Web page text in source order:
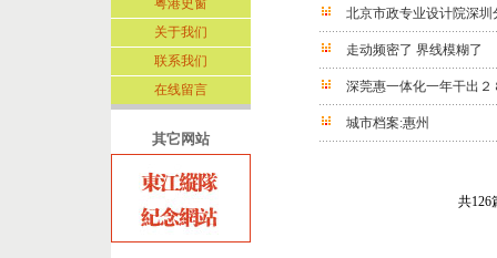
粤港史窗
关于我们
联系我们
在线留言
其它网站
北京市政专业设计院深
走动频密了 界线模糊了
深莞惠一体化一年干出２
城市档案:惠州
共126